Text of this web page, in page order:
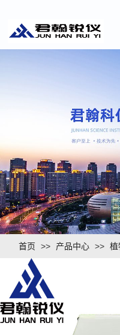
首页 >> 产品中心 >> 植